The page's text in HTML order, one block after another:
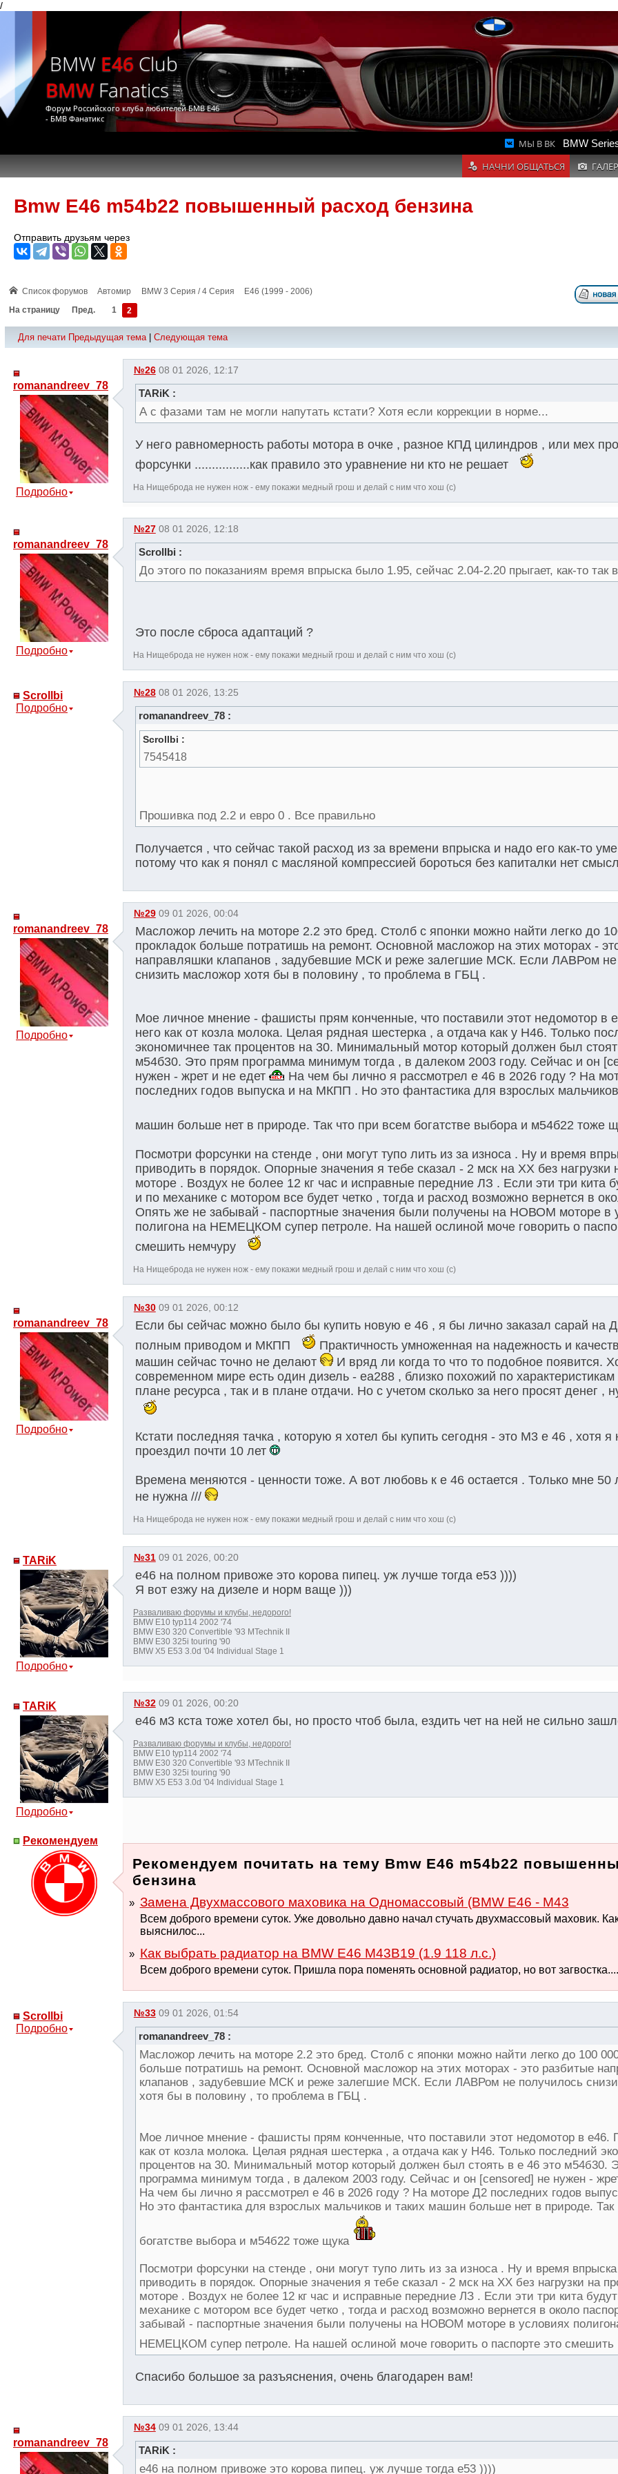
/
BMW E46 Club
BMWFanatics
Форум Российского клуба любителей БМВ Е46
- БМВ Фанатикс
МЫ В ВК BMW
НАЧНИ ОБЩАТЬСЯ
Bmw E46 m54b22 повышенный расход бензина
Отправить друзьям через
Список форумов Автомир BMW 3 Серия / 4 Серия
E46 (1999 - 2006)
На страницу
Пред. 1 2
Для печати Предыдущая тема| Следующая тема
romanandreev_78
Подробно
№26 08 01 2026, 12:17
TARiK :
А с фазами там не могли напутать кстати? Хотя если коррекции в норме...
У него равномерность работы мотора в очке , разное КПД цилиндров , или мех
форсунки ................как правило это уравнение ни кто не решает
На Нищеброда не нужен нож - ему покажи медный грош и делай с ним что хош (с)
romanandreev_78
Подробно
№27 08 01 2026, 12:18
Scrollbi :
До этого по показаниям время впрыска было 1.95, сейчас 2.04-2.20 прыгает, как-то так
Это после сброса адаптаций ?
На Нищеброда не нужен нож - ему покажи медный грош и делай с ним что хош (с)
Scrollbi
Подробно
№28 08 01 2026, 13:25
romanandreev_78 :
Scrollbi :
7545418
Прошивка под 2.2 и евро 0 . Все правильно
Получается , что сейчас такой расход из за времени впрыска и надо его как-то
потому что как я понял с масляной компрессией бороться без капиталки нет
romanandreev_78
Подробно
№29 09 01 2026, 00:04
Масложор лечить на моторе 2.2 это бред. Столб с японки можно найти легко до
прокладок больше потратишь на ремонт. Основной масложор на этих моторах -
направляшки клапанов , задубевшие МСК и реже залегшие МСК. Если ЛАВРом не
снизить масложор хотя бы в половину , то проблема в ГБЦ .
Мое личное мнение - фашисты прям конченные, что поставили этот недомотор в
него как от козла молока. Целая рядная шестерка , а отдача как у Н46. Только
экономичнее так процентов на 30. Минимальный мотор который должен был
м54б30. Это прям программа минимум тогда , в далеком 2003 году. Сейчас и он
нужен - жрет и не едет
На чем бы лично я рассмотрел е 46 в 2026 году ? На
последних годов выпуска и на МКПП . Но это фантастика для взрослых
машин больше нет в природе. Так что при всем богатстве выбора и м54б22 тоже
Посмотри форсунки на стенде , они могут тупо лить из за износа . Ну и время
приводить в порядок. Опорные значения я тебе сказал - 2 мск на ХХ без нагрузки
моторе . Воздух не более 12 кг час и исправные передние ЛЗ . Если эти три кита
и по механике с мотором все будет четко , тогда и расход возможно вернется в
Опять же не забывай - паспортные значения были получены на НОВОМ моторе в
полигона на НЕМЕЦКОМ супер петроле. На нашей ослиной моче говорить о
смешить немчуру
На Нищеброда не нужен нож - ему покажи медный грош и делай с ним что хош (с)
romanandreev_78
Подробно
№30 09 01 2026, 00:12
Если бы сейчас можно было бы купить новую е 46 , я бы лично заказал сарай на
полным приводом и МКПП
Практичность умноженная на надежность и
машин сейчас точно не делают
И вряд ли когда то что то подобное появится.
современном мире есть один дизель - еа288 , близко похожий по характеристикам
плане ресурса , так и в плане отдачи. Но с учетом сколько за него просят денег ,
Кстати последняя тачка , которую я хотел бы купить сегодня - это М3 е 46 , хотя я
проездил почти 10 лет
Времена меняются - ценности тоже. А вот любовь к е 46 остается . Только мне 50
не нужна ///
На Нищеброда не нужен нож - ему покажи медный грош и делай с ним что хош (с)
TARiK
Подробно
№31 09 01 2026, 00:20
е46 на полном привоже это корова пипец. уж лучше тогда е53 ))))
Я вот езжу на дизеле и норм ваще )))
Разваливаю форумы и клубы, недорого!
BMW E10 typ114 2002 '74
BMW E30 320 Convertible '93 MTechnik II
BMW E30 325i touring '90
BMW X5 E53 3.0d '04 Individual Stage 1
TARiK
Подробно
№32 09 01 2026, 00:20
е46 м3 кста тоже хотел бы, но просто чтоб была, ездить чет на ней не сильно
Разваливаю форумы и клубы, недорого!
BMW E10 typ114 2002 '74
BMW E30 320 Convertible '93 MTechnik II
BMW E30 325i touring '90
BMW X5 E53 3.0d '04 Individual Stage 1
Рекомендуем
Рекомендуем почитать на тему Bmw E46 m54b22
бензина
Замена Двухмассового маховика на Одномассовый (BMW E46 - M43
Всем доброго времени суток. Уже довольно давно начал стучать двухмассовый маховик.
выяснилос...
Как выбрать радиатор на BMW E46 M43B19 (1.9 118 л.с.)
Всем доброго времени суток. Пришла пора поменять основной радиатор, но вот
Scrollbi
Подробно
№33 09 01 2026, 01:54
romanandreev_78 :
Масложор лечить на моторе 2.2 это бред. Столб с японки можно найти легко до 100
больше потратишь на ремонт. Основной масложор на этих моторах - это разбитые
клапанов , задубевшие МСК и реже залегшие МСК. Если ЛАВРом не получилось
хотя бы в половину , то проблема в ГБЦ .
Мое личное мнение - фашисты прям конченные, что поставили этот недомотор в е46.
как от козла молока. Целая рядная шестерка , а отдача как у Н46. Только последний
процентов на 30. Минимальный мотор который должен был стоять в е 46 это м54б30.
программа минимум тогда , в далеком 2003 году. Сейчас и он [censored] не нужен -
На чем бы лично я рассмотрел е 46 в 2026 году ? На моторе Д2 последних годов
Но это фантастика для взрослых мальчиков и таких машин больше нет в природе. Так
богатстве выбора и м54б22 тоже щука
Посмотри форсунки на стенде , они могут тупо лить из за износа . Ну и время
приводить в порядок. Опорные значения я тебе сказал - 2 мск на ХХ без нагрузки на
моторе . Воздух не более 12 кг час и исправные передние ЛЗ . Если эти три кита
механике с мотором все будет четко , тогда и расход возможно вернется в около
забывай - паспортные значения были получены на НОВОМ моторе в условиях
НЕМЕЦКОМ супер петроле. На нашей ослиной моче говорить о паспорте это
Спасибо большое за разъяснения, очень благодарен вам!
romanandreev_78
№34 09 01 2026, 13:44
TARiK :
е46 на полном привоже это корова пипец. уж лучше тогда е53 ))))